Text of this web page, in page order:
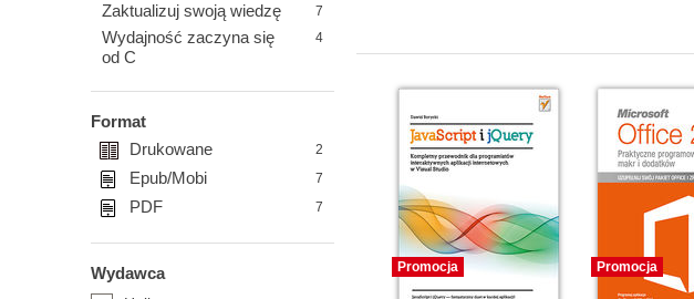
Zaktualizuj swoją wiedzę
7
Wydajność zaczyna się
od C
4
Format
Drukowane
2
Epub/Mobi 7
PDF 7
Wydawca Promocja Promocja